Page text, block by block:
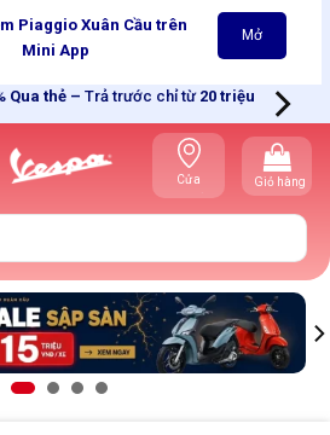
Piaggio Xuân Cầu trên
Mini App
Mở
Qua thẻ – Trả trước chỉ từ 20 triệu
Cửa
hàng gần
bạn
Giỏ hàng